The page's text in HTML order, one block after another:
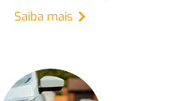
Saiba mais